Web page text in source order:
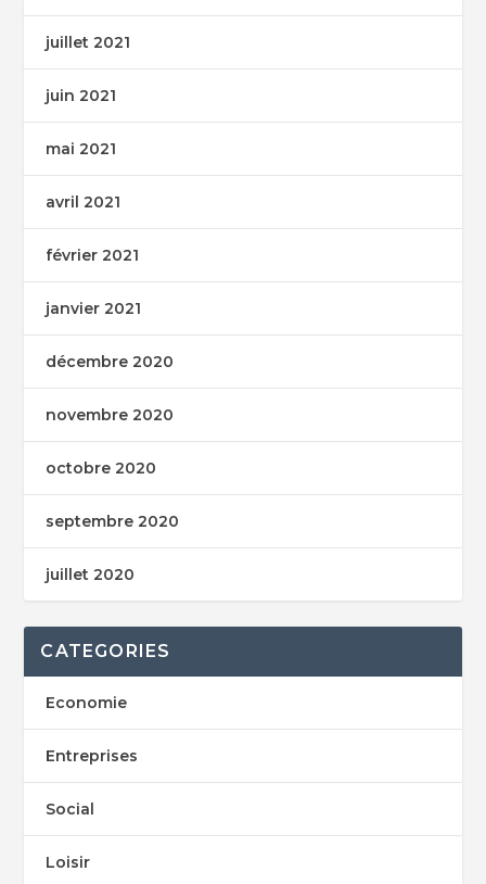
juillet 2021
juin 2021
mai 2021
avril 2021
février 2021
janvier 2021
décembre 2020
novembre 2020
octobre 2020
septembre 2020
juillet 2020
CATEGORIES
Economie
Entreprises
Social
Loisir